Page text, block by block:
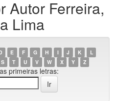
Autor Ferreira,
Lima
E F G H I J K
L
S T U V W X Y Z
primeiras letras: